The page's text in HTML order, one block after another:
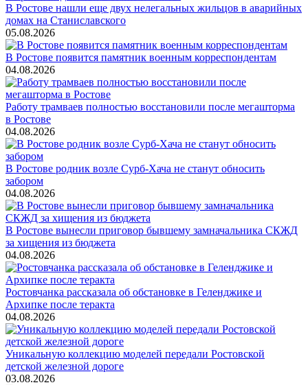
В Ростове нашли еще двух нелегальных жильцов в аварийных
домах на Станиславского
05.08.2026
В Ростове появится памятник военным корреспондентам
04.08.2026
Работу трамваев полностью восстановили после мегашторма
в Ростове
04.08.2026
В Ростове родник возле Сурб-Хача не станут обносить
забором
04.08.2026
В Ростове вынесли приговор бывшему замначальника СКЖД
за хищения из бюджета
04.08.2026
Ростовчанка рассказала об обстановке в Геленджике и
Архипке после теракта
04.08.2026
Уникальную коллекцию моделей передали Ростовской
детской железной дороге
03.08.2026